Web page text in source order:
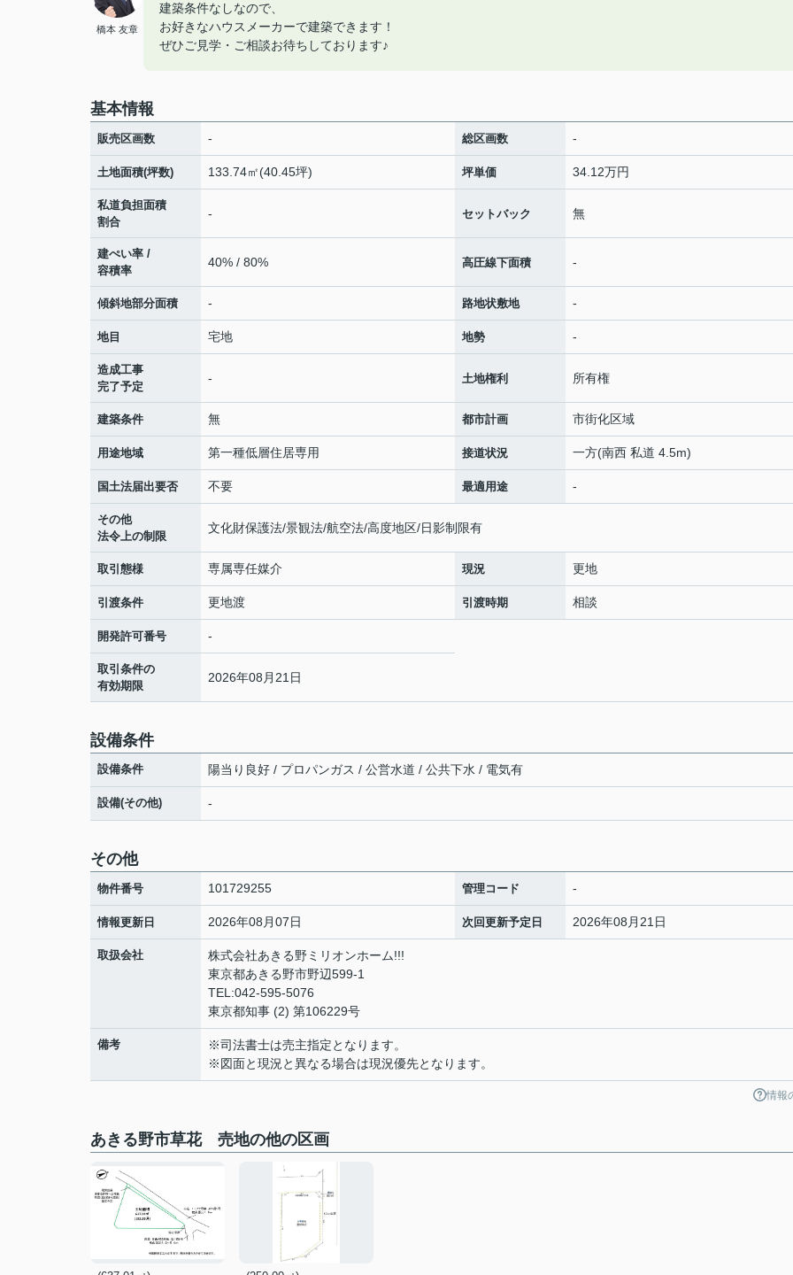
橋本 友章
建築条件なしなので、
お好きなハウスメーカーで建築できます！
ぜひご見学・ご相談お待ちしております♪
基本情報
販売区画数 - 総区画数 -
土地面積(坪数) 133.74㎡(40.45坪) 坪単価 34.12万円
私道負担面積
割合
- セットバック 無
建ぺい率 /
容積率
40% / 80% 高圧線下面積 -
傾斜地部分面積 - 路地状敷地 -
地目 宅地 地勢 -
造成工事
完了予定
- 土地権利 所有権
建築条件 無 都市計画 市街化区域
用途地域 第一種低層住居専用 接道状況 一方(南西 私道 4.5m)
国土法届出要否 不要 最適用途 -
その他
法令上の制限
文化財保護法/景観法/航空法/高度地区/日影制限有
取引態様 専属専任媒介 現況 更地
引渡条件 更地渡 引渡時期 相談
開発許可番号 -
取引条件の
有効期限
2026年08月21日
設備条件
設備条件 陽当り良好 / プロパンガス / 公営水道 / 公共下水 / 電気有
設備(その他) -
その他
物件番号 101729255 管理コード -
情報更新日 2026年08月07日 次回更新予定日 2026年08月21日
取扱会社
株式会社あきる野ミリオンホーム!!!
東京都あきる野市野辺599-1
TEL:042-595-5076
東京都知事 (2) 第106229号
備考
※司法書士は売主指定となります。
※図面と現況と異なる場合は現況優先となります。
情報
あきる野市草花 売地の他の区画